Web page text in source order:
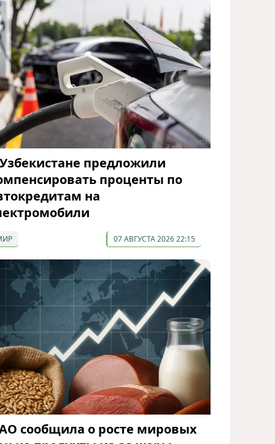
предложили
проценты по
на
07 АВГУСТА 2026 22:15
сообщила о росте мировых